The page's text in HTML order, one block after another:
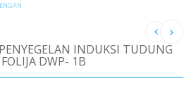
INDUKSI TUDUNG
DWP- 1B